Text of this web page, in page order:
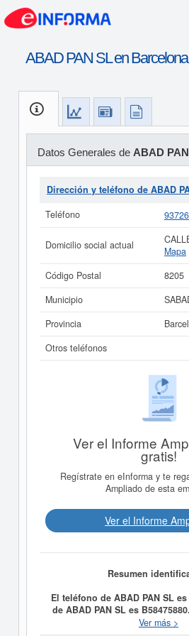
ABAD PAN SL en Barcelona
Datos Generales de ABAD
Dirección y teléfono de ABAD
Teléfono
Domicilio social actual
Mapa
Código Postal
8205
Municipio
Provincia
Otros teléfonos
Ver el Informe
gratis!
Regístrate en eInforma y te
Ampliado de esta
Ver el Informe
Resumen
El teléfono de ABAD PAN SL
de ABAD PAN SL es B58475880.
constituyó el día 09/12/1987
Ver más >